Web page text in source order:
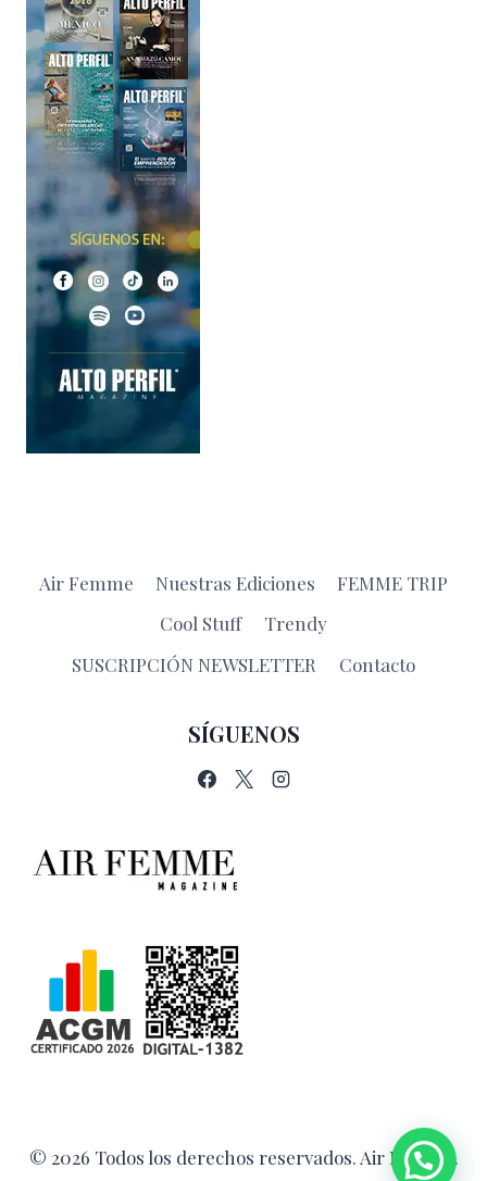
Air Femme Nuestras Ediciones
FEMME TRIP
Cool Stuff
Trendy
SUSCRIPCIÓN NEWSLETTER
Contacto
SÍGUENOS
© 2026 Todos los derechos reservados. Air Femme.